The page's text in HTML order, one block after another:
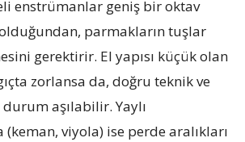
enstrümanlar geniş bir oktav
parmakların tuşlar
gerektirir. El yapısı küçük olan
zorlansa da, doğru teknik ve
aşılabilir. Yaylı
viyola) ise perde aralıkları